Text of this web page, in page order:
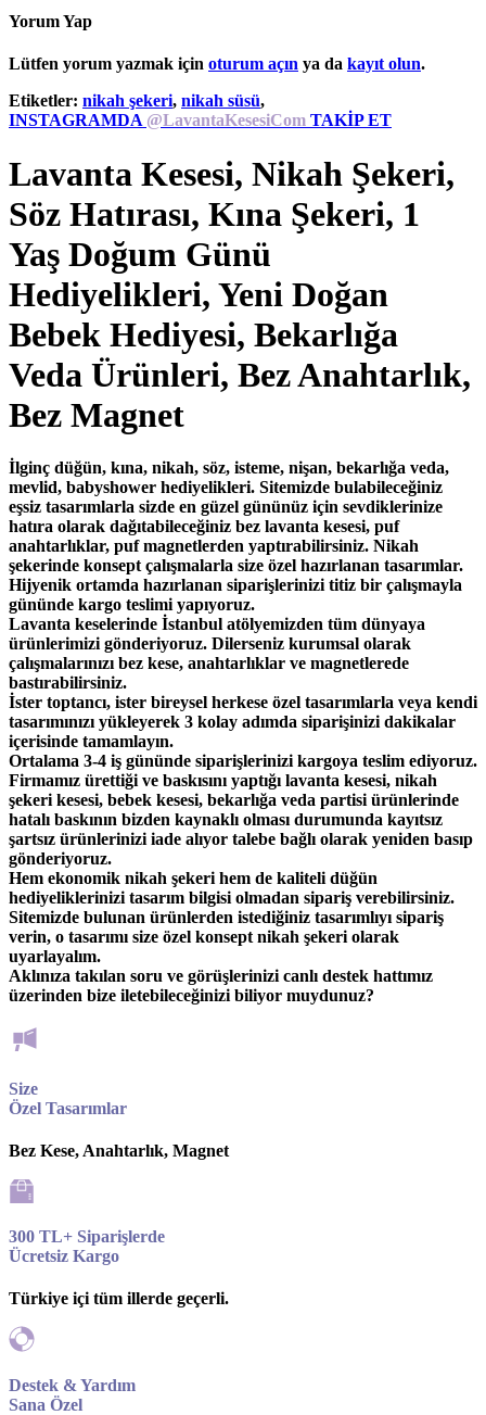
Yorum Yap
Lütfen yorum yazmak için oturum açın ya da kayıt olun.
Etiketler: nikah şekeri, nikah süsü,
INSTAGRAMDA @LavantaKesesiCom TAKİP ET
Lavanta Kesesi, Nikah Şekeri,
Söz Hatırası, Kına Şekeri, 1
Yaş Doğum Günü
Hediyelikleri, Yeni Doğan
Bebek Hediyesi, Bekarlığa
Veda Ürünleri, Bez Anahtarlık,
Bez Magnet
İlginç düğün, kına, nikah, söz, isteme, nişan, bekarlığa veda,
mevlid, babyshower hediyelikleri. Sitemizde bulabileceğiniz
eşsiz tasarımlarla sizde en güzel gününüz için sevdiklerinize
hatıra olarak dağıtabileceğiniz bez lavanta kesesi, puf
anahtarlıklar, puf magnetlerden yaptırabilirsiniz. Nikah
şekerinde konsept çalışmalarla size özel hazırlanan tasarımlar.
Hijyenik ortamda hazırlanan siparişlerinizi titiz bir çalışmayla
gününde kargo teslimi yapıyoruz.
Lavanta keselerinde İstanbul atölyemizden tüm dünyaya
ürünlerimizi gönderiyoruz. Dilerseniz kurumsal olarak
çalışmalarınızı bez kese, anahtarlıklar ve magnetlerede
bastırabilirsiniz.
İster toptancı, ister bireysel herkese özel tasarımlarla veya kendi
tasarımınızı yükleyerek 3 kolay adımda siparişinizi dakikalar
içerisinde tamamlayın.
Ortalama 3-4 iş gününde siparişlerinizi kargoya teslim ediyoruz.
Firmamız ürettiği ve baskısını yaptığı lavanta kesesi, nikah
şekeri kesesi, bebek kesesi, bekarlığa veda partisi ürünlerinde
hatalı baskının bizden kaynaklı olması durumunda kayıtsız
şartsız ürünlerinizi iade alıyor talebe bağlı olarak yeniden basıp
gönderiyoruz.
Hem ekonomik nikah şekeri hem de kaliteli düğün
hediyeliklerinizi tasarım bilgisi olmadan sipariş verebilirsiniz.
Sitemizde bulunan ürünlerden istediğiniz tasarımlıyı sipariş
verin, o tasarımı size özel konsept nikah şekeri olarak
uyarlayalım.
Aklınıza takılan soru ve görüşlerinizi canlı destek hattımız
üzerinden bize iletebileceğinizi biliyor muydunuz?
Size
Özel Tasarımlar
Bez Kese, Anahtarlık, Magnet
300 TL+ Siparişlerde
Ücretsiz Kargo
Türkiye içi tüm illerde geçerli.
Destek & Yardım
Sana Özel